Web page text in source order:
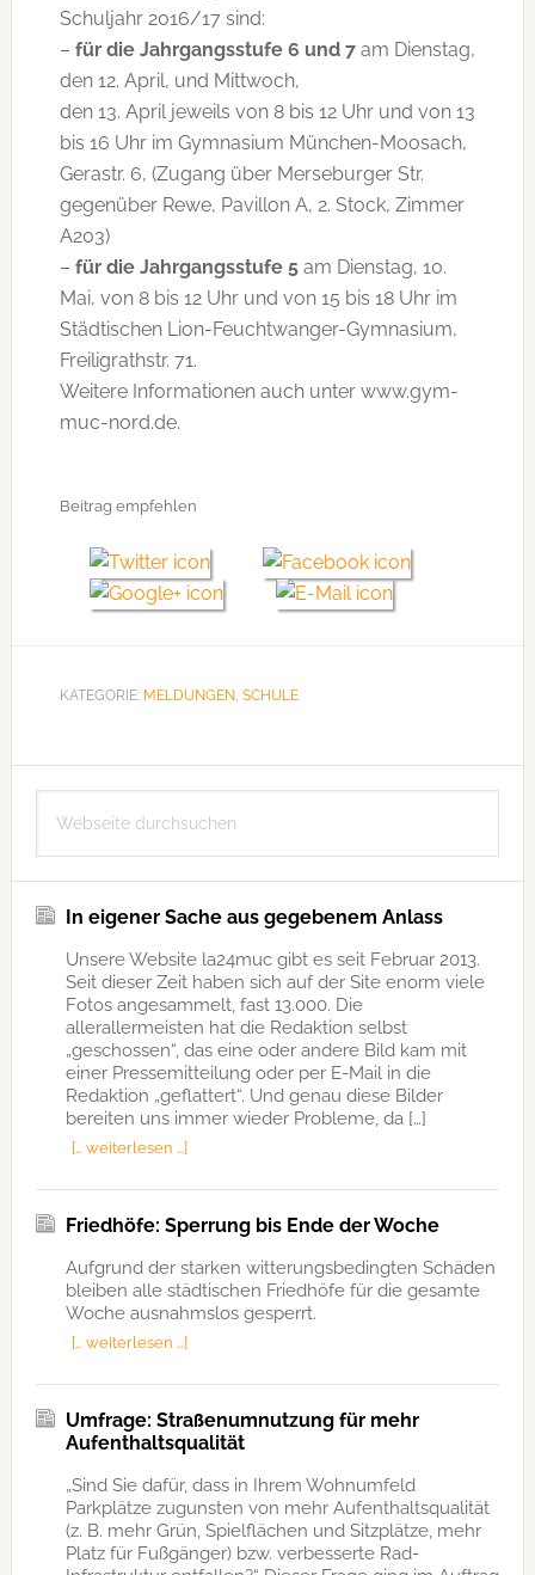
Schuljahr 2016/17 sind:
– für die Jahrgangsstufe 6 und 7am Dienstag,
den 12. April, und Mittwoch,
den 13. April jeweils von 8 bis 12 Uhr und von 13
bis 16 Uhr im Gymnasium München-Moosach,
Gerastr. 6, (Zugang über Merseburger Str.
gegenüber Rewe, Pavillon A, 2. Stock, Zimmer
A203)
– für die Jahrgangsstufe 5 am Dienstag, 10.
Mai, von 8 bis 12 Uhr und von 15 bis 18 Uhr im
Städtischen Lion-Feuchtwanger-Gymnasium,
Freiligrathstr. 71.
Weitere Informationen auch unter www.gym-
muc-nord.de.
Beitrag empfehlen
KATEGORIE: MELDUNGEN, SCHULE
Seitenspalte
durchsuchen
In eigener Sache aus gegebenem Anlass
Unsere Website la24muc gibt es seit Februar 2013.
Seit dieser Zeit haben sich auf der Site enorm viele
Fotos angesammelt, fast 13.000. Die
allerallermeisten hat die Redaktion selbst
„geschossen“, das eine oder andere Bild kam mit
einer Pressemitteilung oder per E-Mail in die
Redaktion „geflattert“. Und genau diese Bilder
bereiten uns immer wieder Probleme, da […]
[… weiterlesen …]
Friedhöfe: Sperrung bis Ende der Woche
Aufgrund der starken witterungsbedingten Schäden
bleiben alle städtischen Friedhöfe für die gesamte
Woche ausnahmslos gesperrt.
[… weiterlesen …]
Umfrage: Straßenumnutzung für mehr
Aufenthaltsqualität
„Sind Sie dafür, dass in Ihrem Wohnumfeld
Parkplätze zugunsten von mehr Aufenthaltsqualität
(z. B. mehr Grün, Spielflächen und Sitzplätze, mehr
Platz für Fußgänger) bzw. verbesserte Rad-